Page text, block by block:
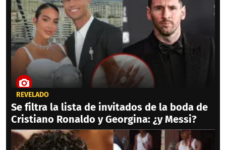
REVELADO
Se filtra la lista de invitados de la boda de
Cristiano Ronaldo y Georgina: ¿y Messi?